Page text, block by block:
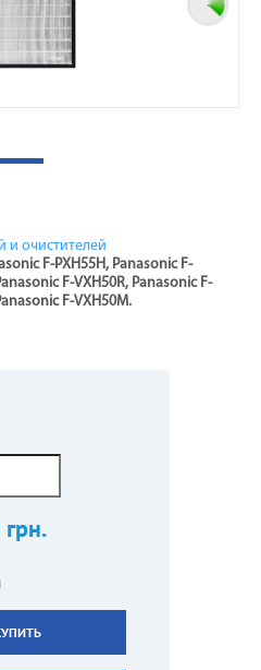
и очистителей
F-PXH55H, Panasonic F-
F-VXH50R, Panasonic F-
F-VXH50M.